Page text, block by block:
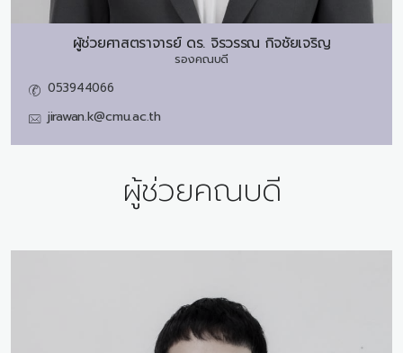
ผู้ช่วยศาสตราจารย์ ดร. จิรวรรณ กิจชัยเจริญ
รองคณบดี
053944066
jirawan.k@cmu.ac.th
ผู้ช่วยคณบดี